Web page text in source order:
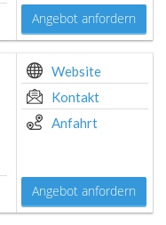
Angebot anfordern
Website
Kontakt
Anfahrt
Angebot anfordern